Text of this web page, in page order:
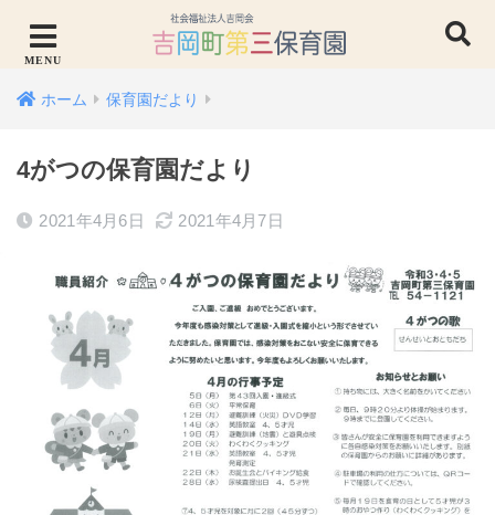
ホーム 保育園だより
4がつの保育園だより
2021年4月6日 2021年4月7日